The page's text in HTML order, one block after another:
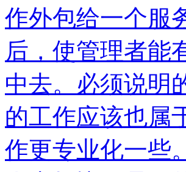
作外包给一个服
后，使管理者能
中去。必须说明
的工作应该也属
作更专业化一